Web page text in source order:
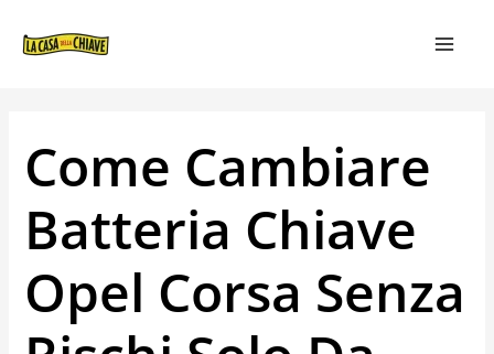
Come Cambiare
Batteria Chiave
Opel Corsa Senza
ARTICOLI